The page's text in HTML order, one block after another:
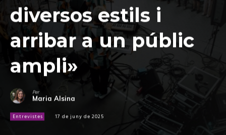
diversos estils i
arribar a un públic
ampli»
Per
Maria Alsina
Entrevistes 17 de juny de 2025